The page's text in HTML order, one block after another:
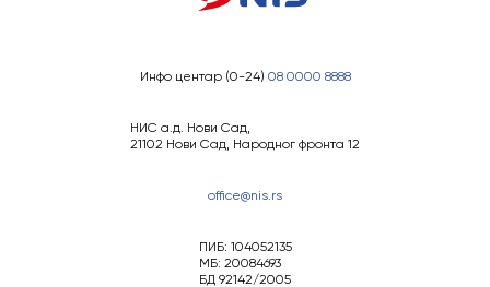
Инфо центар (0-24) 08 0000 8888
НИС а.д. Нови Сад,
21102 Нови Сад, Народног фронта 12
office@nis.rs
ПИБ: 104052135
МБ: 20084693
БД 92142/2005